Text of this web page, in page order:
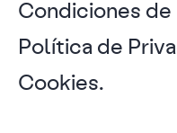
Condiciones
Política de
Cookies.